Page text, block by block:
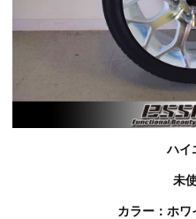
ハイ
未
カラー：ホワ